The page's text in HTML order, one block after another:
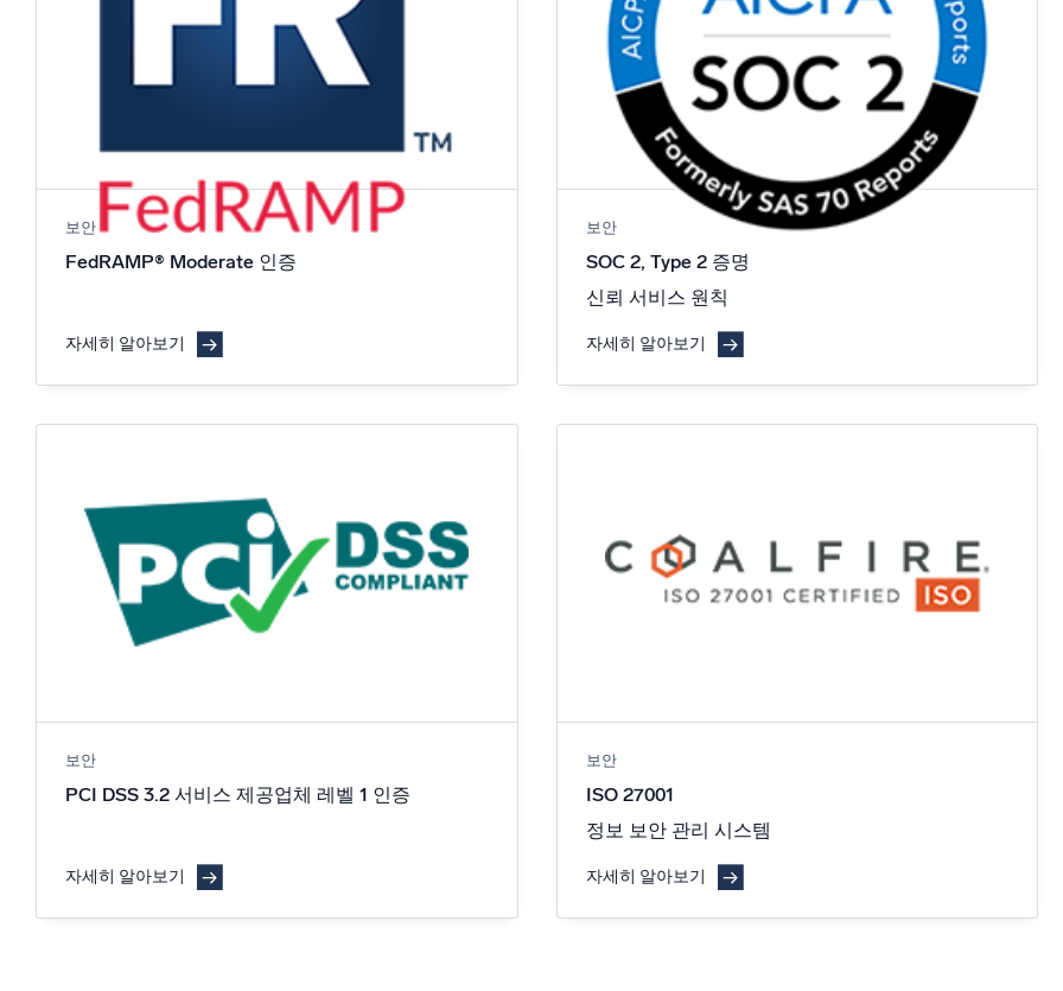
보안
FedRAMP® Moderate 인증
자세히 알아보기
보안
SOC 2, Type 2 증명
신뢰 서비스 원칙
자세히 알아보기
보안
PCI DSS 3.2 서비스 제공업체 레벨 1 인증
자세히 알아보기
보안
ISO 27001
정보 보안 관리 시스템
자세히 알아보기